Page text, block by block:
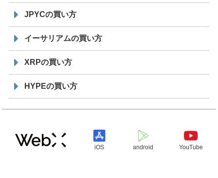
JPYCの買い方
イーサリアムの買い方
XRPの買い方
HYPEの買い方
iOS android YouTube